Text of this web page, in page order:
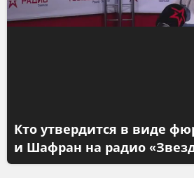
Кто утвердится в виде
и Шафран на радио